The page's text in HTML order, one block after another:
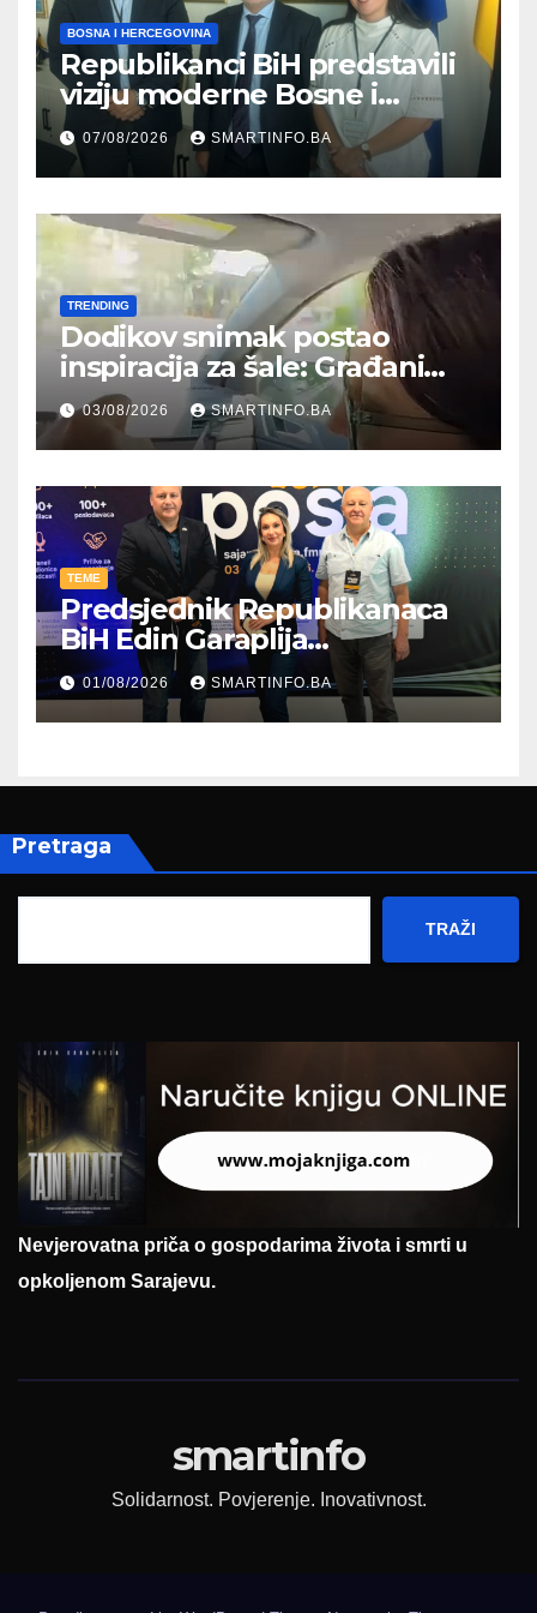
BOSNA I HERCEGOVINA
Republikanci BiH predstavili
viziju moderne Bosne i
Hercegovine ambasadoru
Njemačke
07/08/2026 SMARTINFO.BA
TRENDING
Dodikov snimak postao
inspiracija za šale: Građani
kroz parodiju poslali poruku
03/08/2026 SMARTINFO.BA
TEME
Predsjednik Republikanaca
BiH Edin Garaplija
prisustvovao prezentaciji
Federalnog sajma
zapošljavanja
01/08/2026 SMARTINFO.BA
Pretraga
TRAŽI
Nevjerovatna priča o gospodarima života i smrti u
opkoljenom Sarajevu.
smartinfo
Solidarnost. Povjerenje. Inovativnost.